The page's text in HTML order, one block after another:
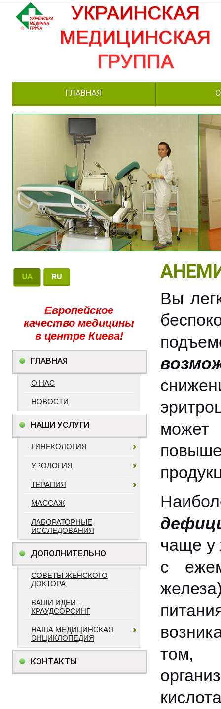
ГЛАВНАЯ
Европейское
качество медицины
в центре Киева!
ГЛАВНАЯ
О НАС
НОВОСТИ
НАШИ УСЛУГИ
ГИНЕКОЛОГИЯ
УРОЛОГИЯ
ТЕРАПИЯ
МАССАЖ
ЛАБОРАТОРНЫЕ
ИССЛЕДОВАНИЯ
ДОПОЛНИТЕЛЬНО
СОВЕТЫ ЖЕНСКОГО
ДОКТОРА
ВАШИ ИДЕИ -
КРАУДСОРСИНГ
НАША МЕДИЦИНСКАЯ
ЭНЦИКЛОПЕДИЯ
КОНТАКТЫ
Вы
чаще у
с
том,